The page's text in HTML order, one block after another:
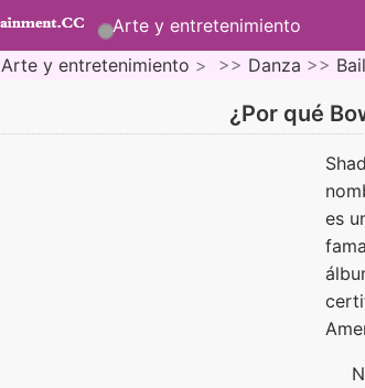
Arte y entretenimiento
Arte y entretenimiento > >> Danza >>
¿Por qué
es